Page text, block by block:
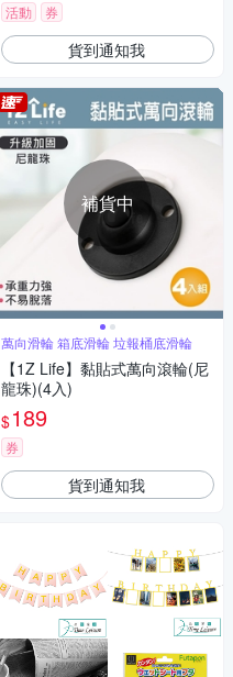
活動 券
貨到通知我
補貨中
萬向滑輪 箱底滑輪 垃報桶底滑輪
【1Z Life】黏貼式萬向滾輪(尼
龍珠)(4入)
$189
券
貨到通知我